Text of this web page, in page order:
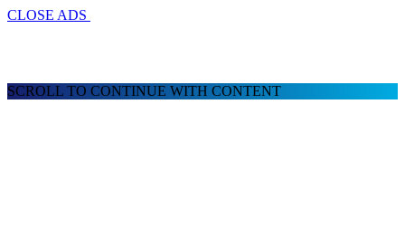
CLOSE ADS
SCROLL TO CONTINUE WITH CONTENT